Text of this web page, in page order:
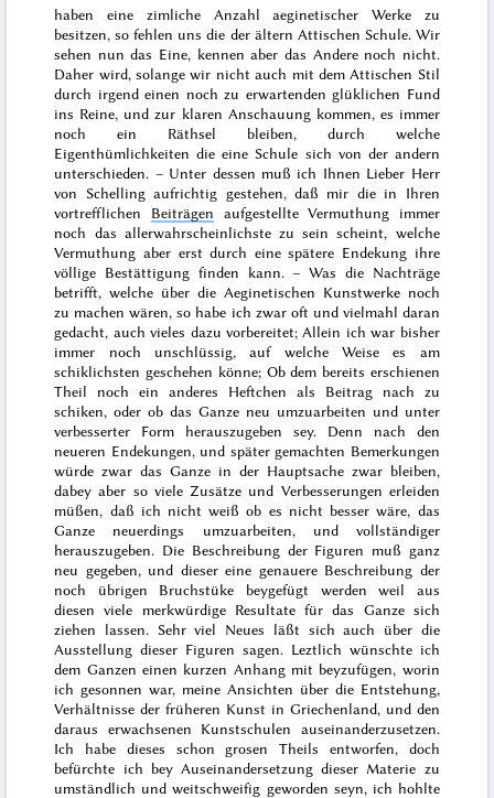
haben eine zimliche Anzahl aeginetischer Werke zu
besitzen, so fehlen uns die der ältern Attischen Schule. Wir
sehen nun das Eine, kennen aber das Andere noch nicht.
Daher wird, solange wir nicht auch mit dem Attischen Stil
durch irgend einen noch zu erwartenden glüklichen Fund
ins Reine, und zur klaren Anschauung kommen, es immer
noch ein Räthsel bleiben, durch welche
Eigenthümlichkeiten die eine Schule sich von der andern
unterschieden. – Unter dessen muß ich Ihnen Lieber Herr
von Schelling aufrichtig gestehen, daß mir die in Ihren
vortrefflichen Beiträgen aufgestellte Vermuthung immer
noch das allerwahrscheinlichste zu sein scheint, welche
Vermuthung aber erst durch eine spätere Endekung ihre
völlige Bestättigung finden kann. – Was die Nachträge
betrifft, welche über die Aeginetischen Kunstwerke noch
zu machen wären, so habe ich zwar oft und vielmahl daran
gedacht, auch vieles dazu vorbereitet; Allein ich war bisher
immer noch unschlüssig, auf welche Weise es am
schiklichsten geschehen könne; Ob dem bereits erschienen
Theil noch ein anderes Heftchen als Beitrag nach zu
schiken, oder ob das Ganze neu umzuarbeiten und unter
verbesserter Form herauszugeben sey. Denn nach den
neueren Endekungen, und später gemachten Bemerkungen
würde zwar das Ganze in der Hauptsache zwar bleiben,
dabey aber so viele Zusätze und Verbesserungen erleiden
müßen, daß ich nicht weiß ob es nicht besser wäre, das
Ganze neuerdings umzuarbeiten, und vollständiger
herauszugeben. Die Beschreibung der Figuren muß ganz
neu gegeben, und dieser eine genauere Beschreibung der
noch übrigen Bruchstüke beygefügt werden weil aus
diesen viele merkwürdige Resultate für das Ganze sich
ziehen lassen. Sehr viel Neues läßt sich auch über die
Ausstellung dieser Figuren sagen. Leztlich wünschte ich
dem Ganzen einen kurzen Anhang mit beyzufügen, worin
ich gesonnen war, meine Ansichten über die Entstehung,
Verhältnisse der früheren Kunst in Griechenland, und den
daraus erwachsenen Kunstschulen auseinanderzusetzen.
Ich habe dieses schon grosen Theils entworfen, doch
befürchte ich bey Auseinandersetzung dieser Materie zu
umständlich und weitschweifig geworden seyn, ich hohlte